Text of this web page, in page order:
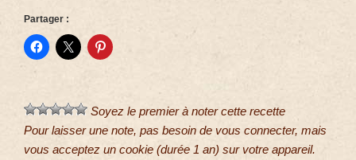
Partager :
Soyez le premier à noter cette recette
Pour laisser une note, pas besoin de vous connecter, mais
vous acceptez un cookie (durée 1 an) sur votre appareil.